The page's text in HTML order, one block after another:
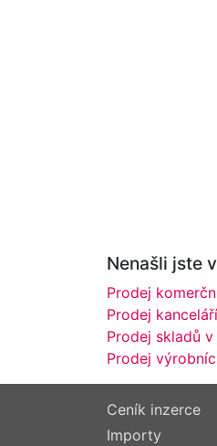
Nenašli jste
Prodej
Prodej
Prodej skladů
Prodej
Ceník inzerce
Importy